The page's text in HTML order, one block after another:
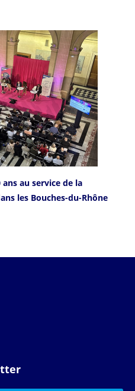
au service de la
les Bouches-du-Rhône